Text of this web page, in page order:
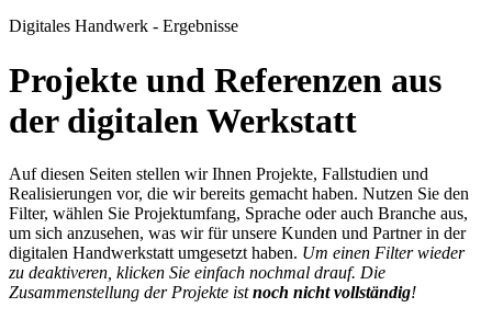
Digitales Handwerk - Ergebnisse
Projekte und Referenzen aus
der digitalen Werkstatt
Auf diesen Seiten stellen wir Ihnen Projekte, Fallstudien und
Realisierungen vor, die wir bereits gemacht haben. Nutzen Sie den
Filter, wählen Sie Projektumfang, Sprache oder auch Branche aus,
um sich anzusehen, was wir für unsere Kunden und Partner in der
digitalen Handwerkstatt umgesetzt haben. Um einen Filter wieder
zu deaktiveren, klicken Sie einfach nochmal drauf. Die
Zusammenstellung der Projekte istnoch nicht vollständig!